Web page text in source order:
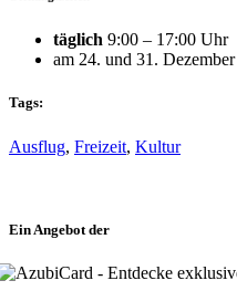
täglich 9:00 – 17:00 Uhr
am 24. und 31. Dezember
Tags:
Ausflug, Freizeit, Kultur
Ein Angebot der